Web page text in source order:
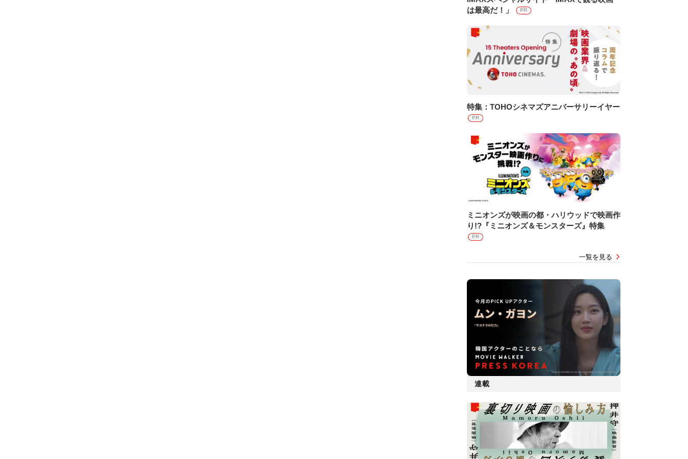
は最高だ！」
PR
特集：TOHOシネマズアニバーサリーイヤー
PR
ミニオンズが映画の都・ハリウッドで映画作
り!?『ミニオンズ＆モンスターズ』特集
PR
一覧を見る
連載